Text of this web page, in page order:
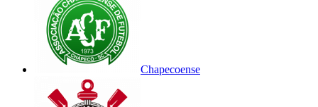
Chapecoense